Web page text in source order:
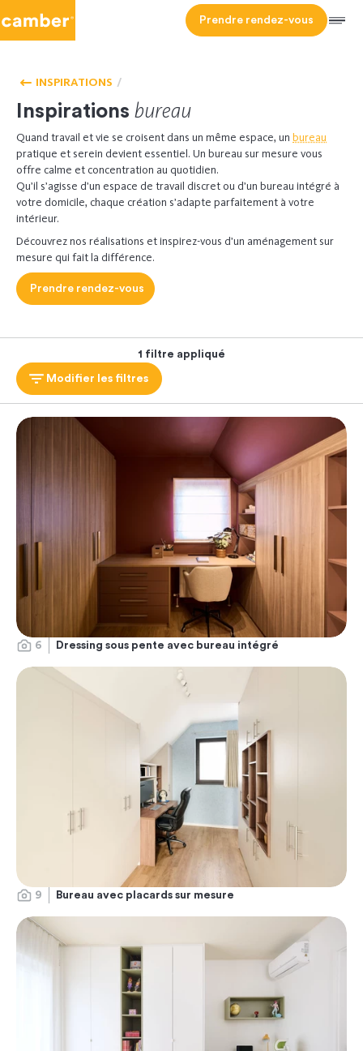
Prendre rendez-vous Menu
- ACCUEIL
INSPIRATIONS
Inspirations bureau
Quand travail et vie se croisent dans un même espace, un bureau
pratique et serein devient essentiel. Un bureau sur mesure vous
offre calme et concentration au quotidien.
Qu’il s’agisse d’un espace de travail discret ou d’un bureau intégré à
votre domicile, chaque création s’adapte parfaitement à votre
intérieur.
Découvrez nos réalisations et inspirez-vous d’un aménagement sur
mesure qui fait la différence.
Prendre rendez-vous
1 filtre appliqué
Modifier les filtres
6 Dressing sous pente avec bureau intégré
9 Bureau avec placards sur mesure